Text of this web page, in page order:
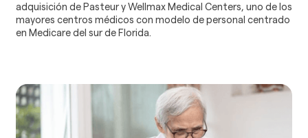
adquisición de Pasteur y Wellmax Medical Centers, uno de los
mayores centros médicos con modelo de personal centrado
en Medicare del sur de Florida.